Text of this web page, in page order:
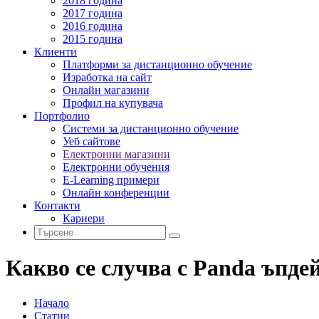
2017 година
2016 година
2015 година
Клиенти
Платформи за дистанционно обучение
Изработка на сайт
Онлайн магазини
Профил на купувача
Портфолио
Системи за дистанционно обучение
Уеб сайтове
Електронни магазини
Електронни обучения
E-Learning примери
Онлайн конференции
Контакти
Кариери
Какво се случва с Panda
Начало
Статии